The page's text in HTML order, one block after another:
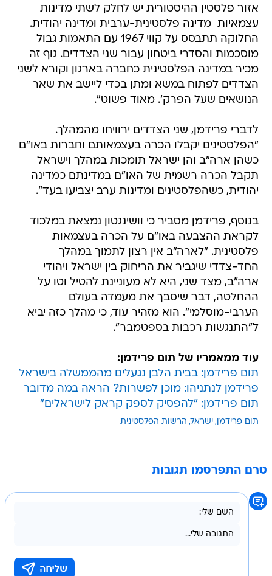
אזור פלסטין ההיסטורית יש לחלק לשתי מדינות
עצמאיות  מדינה פלסטינית-ערבית ומדינה יהודית.
החלוקה תתבסס על קווי 1967 עם התאמות גבול
מוסכמות והסדרי ביטחון עבור שני הצדדים. גוף זה
מכיר במדינה הפלסטינית כחברה בארגון וקורא לשני
הצדדים לפתוח במשא ומתן בכדי ליישב את שאר
הנושאים שעל הפרק'. מאוד פשוט".
לדברי פרידמן, שני הצדדים ירוויחו מהמהלך.
"הפלסטינים יקבלו הכרה בעצמאותם וחברות באו"ם
כשהן ארה"ב והן ישראל תומכות במהלך וישראל
תקבל הכרה רשמית של האו"ם במדינתם כמדינה
יהודית, כשהפלסטינים ומדינות ערב יצביעו בעד".
בנוסף, פרידמן מסביר כי וושינגטון נמצאת במלכוד
לקראת ההצבעה באו"ם על הכרה בעצמאות
פלסטינית. "לארה"ב אין רצון לתמוך במהלך
החד-צדדי שיגביר את הריחוק בין ישראל ויהודי
ארה"ב, מצד שני, היא לא מעוניינת להטיל וטו על
ההחלטה, דבר שיסבך את מעמדה בעולם
הערבי-מוסלמי". הוא מזהיר עוד, כי מהלך כזה יביא
ל"התנגשות רכבות בספטמבר".
עוד ממאמריו של תום פרידמן:
תום פרידמן: בבית הלבן נגעלים מהממשלה בישראל
פרידמן לנתניהו: מוכן לפשרות? הראה במה מדובר
תום פרידמן: "להפסיק לספק קראק לישראלים"
תום פרידמן ישראל הרשות הפלסטינית
טרם התפרסמו תגובות